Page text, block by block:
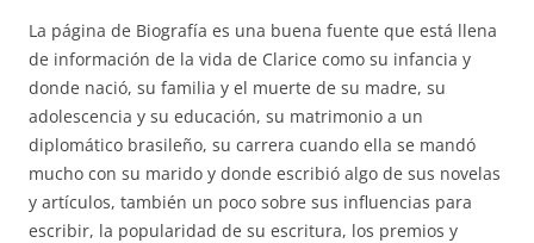
La página de Biografía es una buena fuente que está llena
de información de la vida de Clarice como su infancia y
donde nació, su familia y el muerte de su madre, su
adolescencia y su educación, su matrimonio a un
diplomático brasileño, su carrera cuando ella se mandó
mucho con su marido y donde escribió algo de sus novelas
y artículos, también un poco sobre sus influencias para
escribir, la popularidad de su escritura, los premios y